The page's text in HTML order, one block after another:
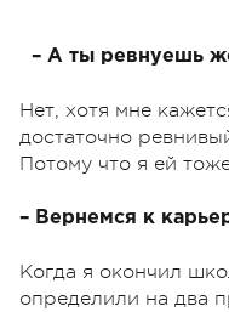
– А ты ревнуешь
Нет, хотя мне
достаточно
Потому что я ей
– Вернемся к
Когда я окончил
определили на два